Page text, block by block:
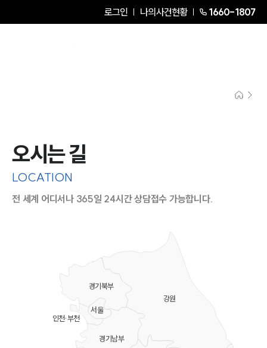
로그인 나의사건현황 1660-1807
오시는 길
LOCATION
전 세계 어디서나 365일 24시간 상담접수 가능합니다.
강원
경기북부
경기남부
서울
인천·부천